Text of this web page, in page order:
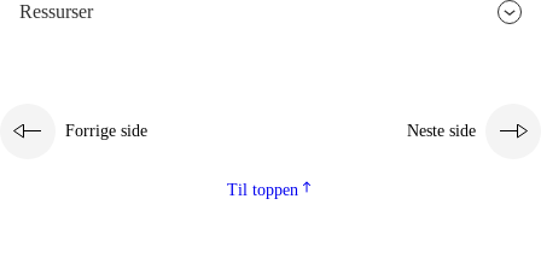
Ressurser
Forrige side Neste side
Til toppen